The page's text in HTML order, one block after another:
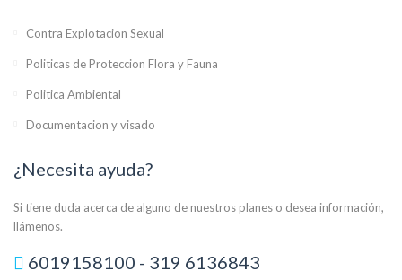
Contra Explotacion Sexual
Politicas de Proteccion Flora y Fauna
Politica Ambiental
Documentacion y visado
¿Necesita ayuda?
Si tiene duda acerca de alguno de nuestros planes o desea información,
llámenos.
6019158100 - 319 6136843